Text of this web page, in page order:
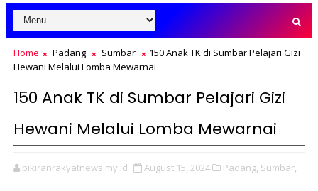
Home Padang Sumbar
150 Anak TK di Sumbar Pelajari Gizi
Hewani Melalui Lomba Mewarnai
150 Anak TK di Sumbar Pelajari Gizi
Hewani Melalui Lomba Mewarnai
pikiranrakyatnews.my.id August 15, 2024 Padang, Sumbar,